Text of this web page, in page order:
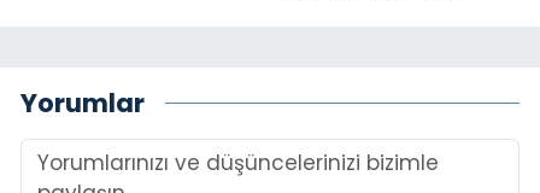
Yorumlar